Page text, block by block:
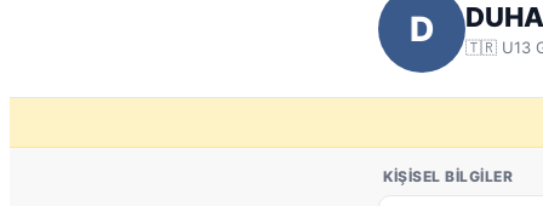
D 🇹🇷 U13
KIŞISEL BILGILER